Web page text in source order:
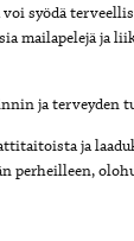
syödä
mailapelejä ja
ja terveyden
ja
perheilleen,